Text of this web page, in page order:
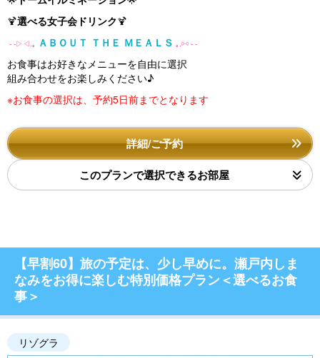
🍹選べる女子会ドリンク🍹
- -▷◁.｡ ＡＢＯＵＴ ＴＨＥ ＭＥＡＬＳ ｡.▷◁ - -
お食事はお好きなメニューを自由に選択
組み合わせをお楽しみください♪
※お食事の選択は、予約5日前までとなります
詳細/ご予約
このプランで選択できるお部屋
【早割60】旅の予定は、少し早めに。瀬戸内しま
なみをお得に楽しむ特別価格プラン＜選べるお食
事＞
リゾグラ